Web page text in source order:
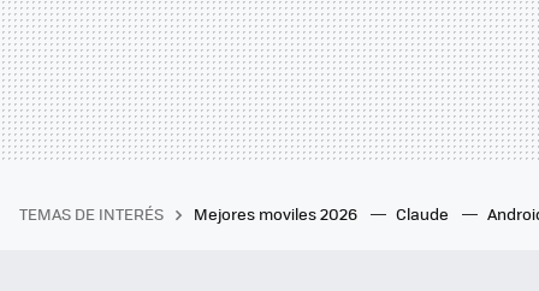
TEMAS DE INTERÉS Mejores moviles 2026 Claude